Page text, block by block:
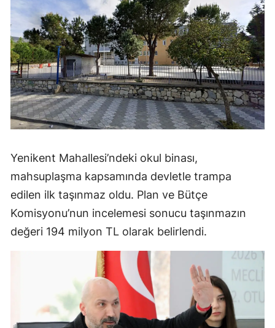
Yenikent Mahallesi’ndeki okul binası,
mahsuplaşma kapsamında devletle trampa
edilen ilk taşınmaz oldu. Plan ve Bütçe
Komisyonu’nun incelemesi sonucu taşınmazın
değeri 194 milyon TL olarak belirlendi.